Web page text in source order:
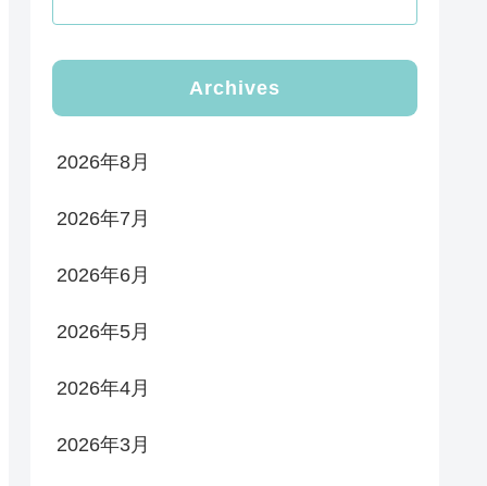
Archives
2026年8月
2026年7月
2026年6月
2026年5月
2026年4月
2026年3月